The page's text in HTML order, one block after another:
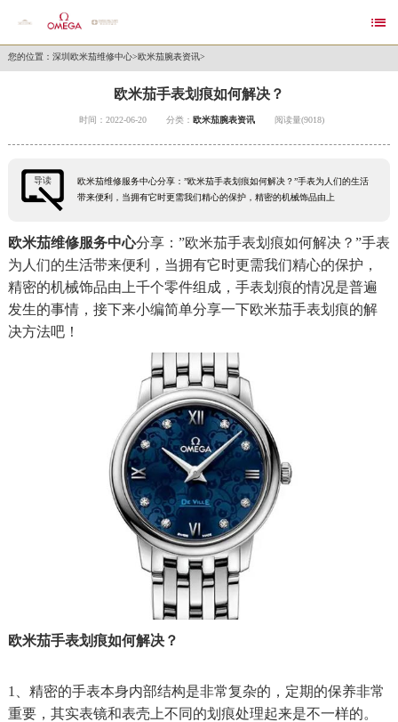

您的位置： 深圳欧米茄维修中心>欧米茄腕表资讯>
欧米茄手表划痕如何解决？
时间：2022-06-20 分类： 欧米茄腕表资讯 阅读量(9018)
导读
欧米茄维修服务中心分享：”欧米茄手表划痕如何解决？”手表为人们的生活
带来便利，当拥有它时更需我们精心的保护，精密的机械饰品由上
欧米茄维修服务中心分享：”欧米茄手表划痕如何解决？”手表
为人们的生活带来便利，当拥有它时更需我们精心的保护，
精密的机械饰品由上千个零件组成，手表划痕的情况是普遍
发生的事情，接下来小编简单分享一下欧米茄手表划痕的解
决方法吧！
欧米茄手表划痕如何解决？
1、精密的手表本身内部结构是非常复杂的，定期的保养非常
重要，其实表镜和表壳上不同的划痕处理起来是不一样的。